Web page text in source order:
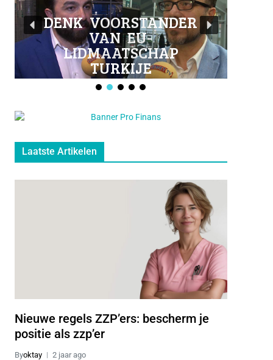
o
k
e
DENK VOORSTANDER
VAN EU-
LIDMAATSCHAP
TURKIJE
Laatste Artikelen
Nieuwe regels ZZP’ers: bescherm je
positie als zzp’er
Byoktay 2 jaar ago